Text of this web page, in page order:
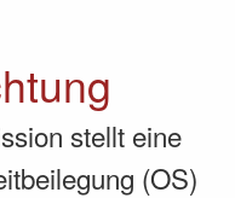
stellt eine
(OS)